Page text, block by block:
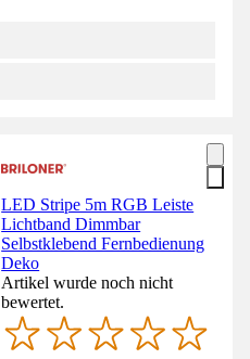
LED Stripe 5m RGB Leiste
Lichtband Dimmbar
Selbstklebend Fernbedienung
Deko
Artikel wurde noch nicht
bewertet.